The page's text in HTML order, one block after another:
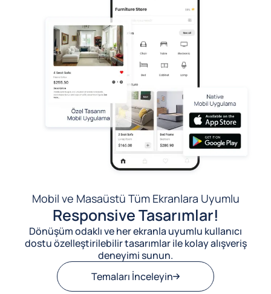
Mobil ve Masaüstü Tüm Ekranlara Uyumlu
Responsive Tasarımlar!
Dönüşüm odaklı ve her ekranla uyumlu kullanıcı
dostu özelleştirilebilir tasarımlar ile kolay alışveriş
deneyimi sunun.
Temaları İnceleyin